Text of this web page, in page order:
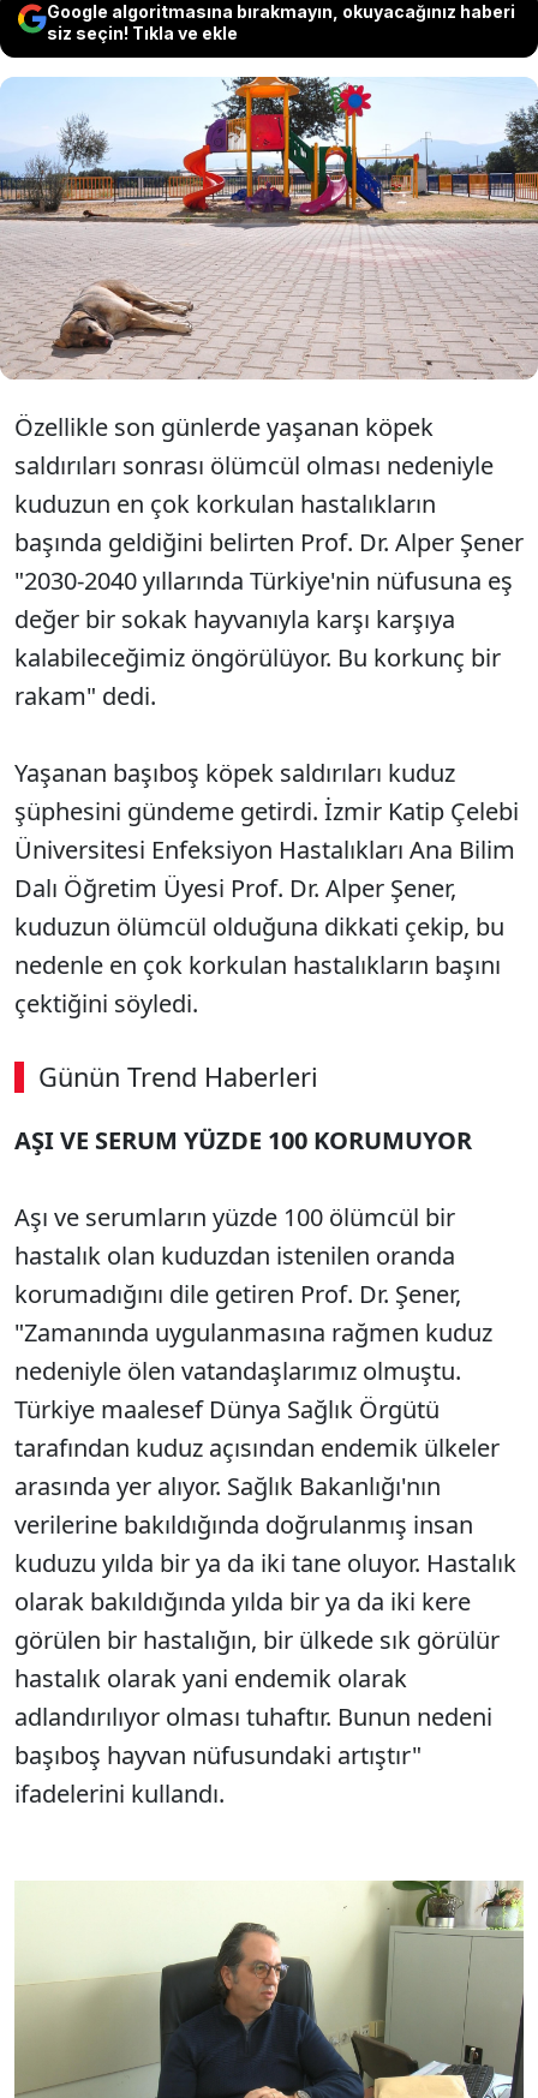
Google algoritmasına bırakmayın, okuyacağınız haberi
siz seçin! Tıkla ve ekle
Prof. Dr. Alper Şener, sokak hayvanı
popülasyonu hakkında "2030-2040 yıllarında
Türkiye'nin nüfusuna eş değer sokak
hayvanıyla karşı karşıya kalabiliriz"
görüşünü ileri sürdü.
Özellikle son günlerde yaşanan köpek
saldırıları sonrası ölümcül olması nedeniyle
kuduzun en çok korkulan hastalıkların
başında geldiğini belirten Prof. Dr. Alper Şener
"2030-2040 yıllarında Türkiye'nin nüfusuna eş
değer bir sokak hayvanıyla karşı karşıya
kalabileceğimiz öngörülüyor. Bu korkunç bir
rakam" dedi.
Yaşanan başıboş köpek saldırıları kuduz
şüphesini gündeme getirdi. İzmir Katip Çelebi
Üniversitesi Enfeksiyon Hastalıkları Ana Bilim
Dalı Öğretim Üyesi Prof. Dr. Alper Şener,
kuduzun ölümcül olduğuna dikkati çekip, bu
nedenle en çok korkulan hastalıkların başını
çektiğini söyledi.
Günün Trend Haberleri
AŞI VE SERUM YÜZDE 100 KORUMUYOR
Aşı ve serumların yüzde 100 ölümcül bir
hastalık olan kuduzdan istenilen oranda
korumadığını dile getiren Prof. Dr. Şener,
"Zamanında uygulanmasına rağmen kuduz
nedeniyle ölen vatandaşlarımız olmuştu.
Türkiye maalesef Dünya Sağlık Örgütü
tarafından kuduz açısından endemik ülkeler
arasında yer alıyor. Sağlık Bakanlığı'nın
verilerine bakıldığında doğrulanmış insan
kuduzu yılda bir ya da iki tane oluyor. Hastalık
olarak bakıldığında yılda bir ya da iki kere
görülen bir hastalığın, bir ülkede sık görülür
hastalık olarak yani endemik olarak
adlandırılıyor olması tuhaftır. Bunun nedeni
başıboş hayvan nüfusundaki artıştır"
ifadelerini kullandı.